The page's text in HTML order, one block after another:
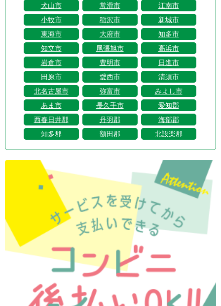
犬山市
常滑市
江南市
小牧市
稲沢市
新城市
東海市
大府市
知多市
知立市
尾張旭市
高浜市
岩倉市
豊明市
日進市
田原市
愛西市
清須市
北名古屋市
弥富市
みよし市
あま市
長久手市
愛知郡
西春日井郡
丹羽郡
海部郡
知多郡
額田郡 北設楽郡